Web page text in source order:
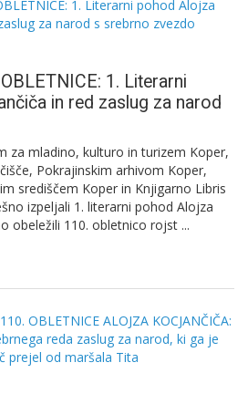
1. Literarni
in red zaslug za narod
za mladino, kulturo in turizem Koper,
Pokrajinskim arhivom Koper,
središčem Koper in Knjigarno Libris
izpeljali 1. literarni pohod Alojza
obeležili 110. obletnico rojst ...